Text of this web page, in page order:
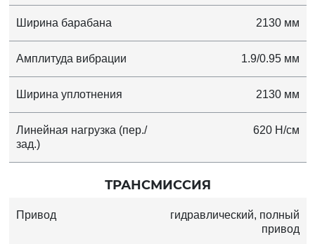
Ширина барабана 2130 мм
Амплитуда вибрации 1.9/0.95 мм
Ширина уплотнения 2130 мм
Линейная нагрузка (пер./
зад.)
620 Н/см
ТРАНСМИССИЯ
Привод
гидравлический, полный
привод